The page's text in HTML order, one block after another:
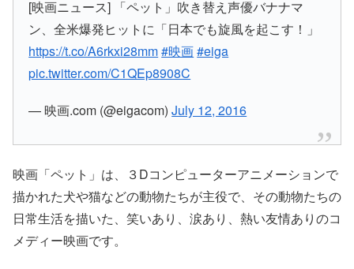
[映画ニュース] 「ペット」吹き替え声優バナナマ
ン、全米爆発ヒットに「日本でも旋風を起こす！」
https://t.co/A6rkxi28mm#映画#eiga
pic.twitter.com/C1QEp8908C
— 映画.com (@eigacom)July 12, 2016
映画 「ペット」 は、３Dコンピューターアニメーションで
描かれた犬や猫などの動物たちが主役で、その動物たちの
日常生活を描いた、笑いあり、涙あり、熱い友情ありのコ
メディー映画です。